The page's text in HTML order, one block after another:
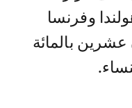
وفرنسا
عشرين بالمائة